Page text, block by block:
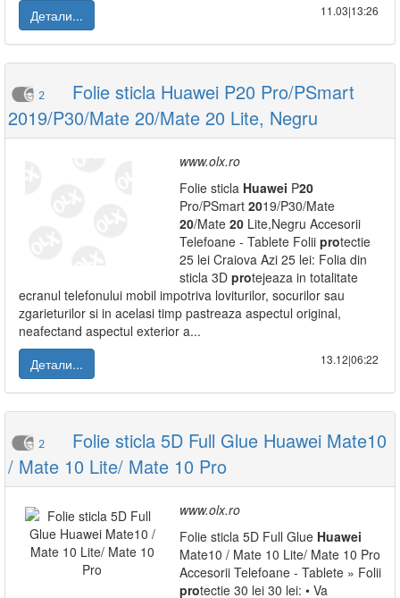
Детали... 11.03|13:26
2
Folie sticla Huawei P20 Pro/PSmart
2019/P30/Mate 20/Mate 20 Lite, Negru
www.olx.ro
Folie sticla Huawei P20
Pro/PSmart 2019/P30/Mate
20/Mate 20 Lite,Negru Accesorii
Telefoane - Tablete Folii protectie
25 lei Craiova Azi 25 lei: Folia din
sticla 3D protejeaza in totalitate
ecranul telefonului mobil impotriva loviturilor, socurilor sau
zgarieturilor si in acelasi timp pastreaza aspectul original,
neafectand aspectul exterior a...
Детали...
13.12|06:22
2
Folie sticla 5D Full Glue Huawei Mate10
/ Mate 10 Lite/ Mate 10 Pro
www.olx.ro
Folie sticla 5D Full Glue Huawei
Mate10 / Mate 10 Lite/ Mate 10 Pro
Accesorii Telefoane - Tablete » Folii
protectie 30 lei 30 lei: • Va